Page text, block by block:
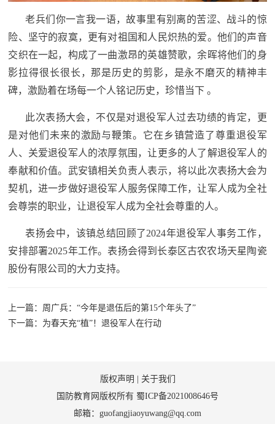
老兵们你一言我一语，故事里有别离的苦涩、战斗的惊
险、坚守的寂寞，更有对祖国和人民炽热的爱。他们的声音
交织在一起，构成了一曲激昂的英雄赞歌，余晖将他们的身
影拉得很长很长，那是历史的剪影，是永不磨灭的精神丰
碑，激励着在场每一个人铭记历史，珍惜当下 。
此次表扬大会，不仅是对退役军人过去功绩的肯定，更
是对他们未来的激励与鞭策。它在乡镇营造了尊重退役军
人、关爱退役军人的浓厚氛围，让更多的人了解退役军人的
奉献和价值。武安镇相关负责人表示，将以此次表扬大会为
契机，进一步做好退役军人服务保障工作，让军人成为全社
会尊崇的职业，让退役军人成为全社会尊重的人。
表扬会中，该镇总结回顾了2024年退役军人事务工作，
安排部署2025年工作。表扬会得到长泰区古农农场天星陶瓷
股份有限公司的大力支持。
上一篇：周广兵：“今年是退伍后的第15个年头了”
下一篇：为春天充“植”！退役军人在行动
版权声明 | 关于我们
国防教育网版权所有 蜀ICP备2021008646号
邮箱：guofangjiaoyuwang@qq.com